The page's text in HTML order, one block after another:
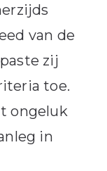
van de
zij
toe.
ongeluk
in